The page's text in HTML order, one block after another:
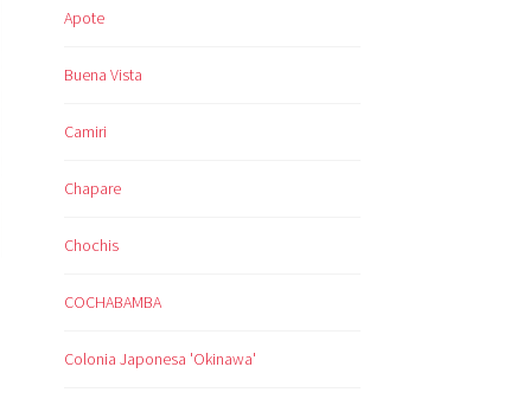
Apote
Buena Vista
Camiri
Chapare
Chochis
COCHABAMBA
Colonia Japonesa 'Okinawa'